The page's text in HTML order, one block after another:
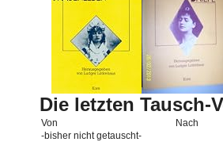
Die letzten Tausch-
Von
Nach
-bisher nicht getauscht-